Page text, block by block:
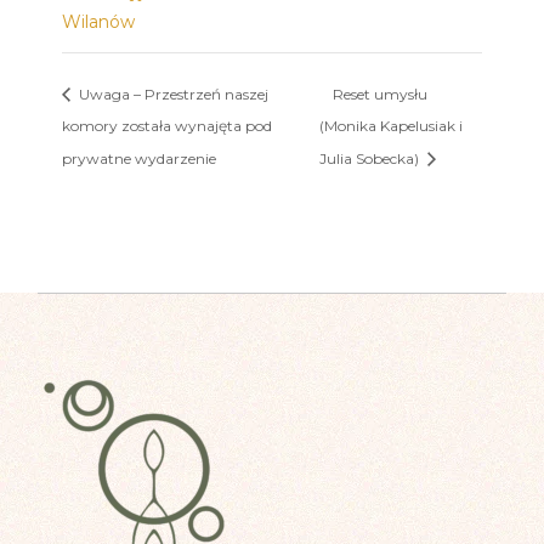
Wilanów
Uwaga – Przestrzeń naszej
komory została wynajęta pod
prywatne wydarzenie
Reset umysłu
(Monika Kapelusiak i
Julia Sobecka)